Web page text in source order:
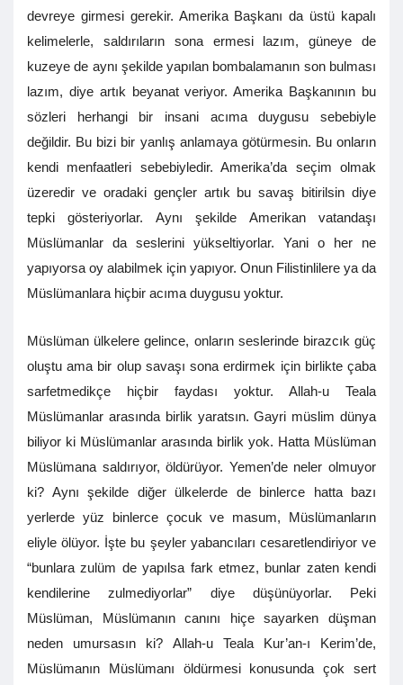
devreye girmesi gerekir. Amerika Başkanı da üstü kapalı
kelimelerle, saldırıların sona ermesi lazım, güneye de
kuzeye de aynı şekilde yapılan bombalamanın son bulması
lazım, diye artık beyanat veriyor. Amerika Başkanının bu
sözleri herhangi bir insani acıma duygusu sebebiyle
değildir. Bu bizi bir yanlış anlamaya götürmesin. Bu onların
kendi menfaatleri sebebiyledir. Amerika’da seçim olmak
üzeredir ve oradaki gençler artık bu savaş bitirilsin diye
tepki gösteriyorlar. Aynı şekilde Amerikan vatandaşı
Müslümanlar da seslerini yükseltiyorlar. Yani o her ne
yapıyorsa oy alabilmek için yapıyor. Onun Filistinlilere ya da
Müslümanlara hiçbir acıma duygusu yoktur.
Müslüman ülkelere gelince, onların seslerinde birazcık güç
oluştu ama bir olup savaşı sona erdirmek için birlikte çaba
sarfetmedikçe hiçbir faydası yoktur. Allah-u Teala
Müslümanlar arasında birlik yaratsın. Gayri müslim dünya
biliyor ki Müslümanlar arasında birlik yok. Hatta Müslüman
Müslümana saldırıyor, öldürüyor. Yemen’de neler olmuyor
ki? Aynı şekilde diğer ülkelerde de binlerce hatta bazı
yerlerde yüz binlerce çocuk ve masum, Müslümanların
eliyle ölüyor. İşte bu şeyler yabancıları cesaretlendiriyor ve
“bunlara zulüm de yapılsa fark etmez, bunlar zaten kendi
kendilerine zulmediyorlar” diye düşünüyorlar. Peki
Müslüman, Müslümanın canını hiçe sayarken düşman
neden umursasın ki? Allah-u Teala Kur’an-ı Kerim’de,
Müslümanın Müslümanı öldürmesi konusunda çok sert